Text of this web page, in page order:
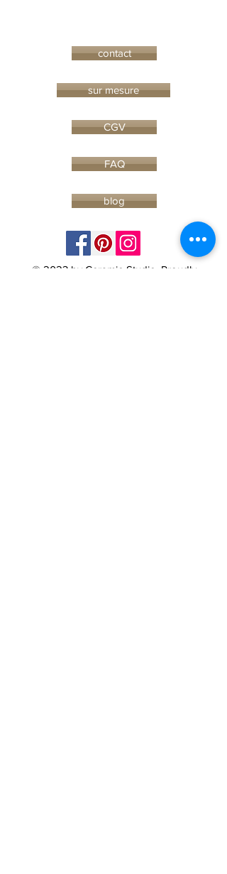
contact
sur mesure
CGV
FAQ
blog
© 2023 by Ceramic-Studio. Proudly